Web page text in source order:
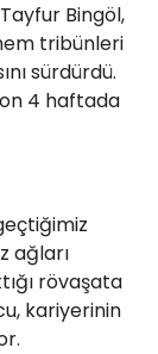
Bingöl,
tribünleri
sürdürdü.
4 haftada
ağları
rövaşata
kariyerinin